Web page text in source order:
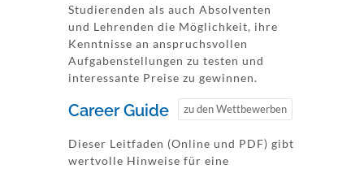
Studierenden als auch Absolventen
und Lehrenden die Möglichkeit, ihre
Kenntnisse an anspruchsvollen
Aufgabenstellungen zu testen und
interessante Preise zu gewinnen.
zu den Wettbewerben
Career Guide
Dieser Leitfaden (Online und PDF) gibt
wertvolle Hinweise für eine